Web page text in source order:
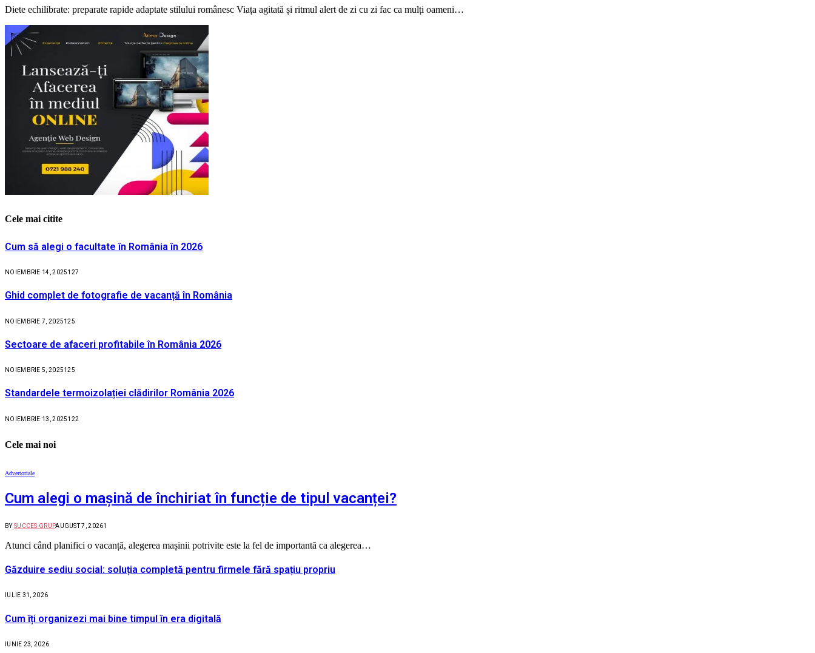
Diete echilibrate: preparate rapide adaptate stilului românesc Viața agitată și ritmul alert de zi cu zi fac ca mulți oameni…
Cele mai citite
Cum să alegi o facultate în România în 2026
NOIEMBRIE 14, 2025127
Ghid complet de fotografie de vacanță în România
NOIEMBRIE 7, 2025125
Sectoare de afaceri profitabile în România 2026
NOIEMBRIE 5, 2025125
Standardele termoizolației clădirilor România 2026
NOIEMBRIE 13, 2025122
Cele mai noi
Advertoriale
Cum alegi o mașină de închiriat în funcție de tipul vacanței?
BY SUCCES GRUPAUGUST 7, 20261
Atunci când planifici o vacanță, alegerea mașinii potrivite este la fel de importantă ca alegerea…
Găzduire sediu social: soluția completă pentru firmele fără spațiu propriu
IULIE 31, 2026
Cum îți organizezi mai bine timpul în era digitală
IUNIE 23, 2026